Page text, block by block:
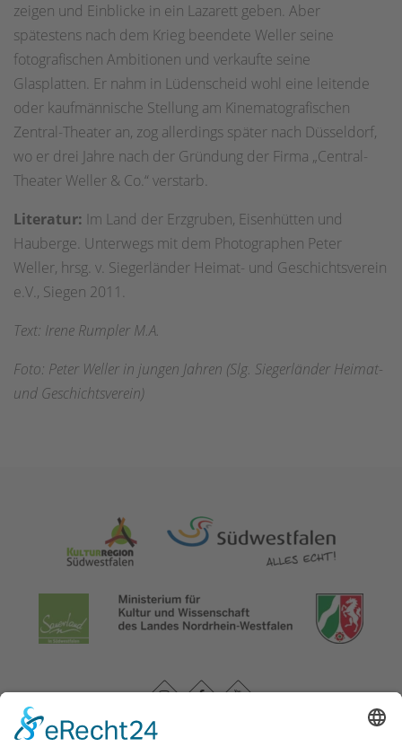
zeigen und Einblicke in ein Lazarett geben. Aber
spätestens nach dem Krieg beendete Weller seine
fotografischen Ambitionen und verkaufte seine
Glasplatten. Er nahm in Lüdenscheid wohl eine leitende
oder kaufmännische Stellung am Kinematografischen
Zentral-Theater an, zog allerdings später nach Düsseldorf,
wo er drei Jahre nach der Gründung der Firma „Central-
Theater Weller & Co.“ verstarb.
Literatur: Im Land der Erzgruben, Eisenhütten und
Hauberge. Unterwegs mit dem Photographen Peter
Weller, hrsg. v. Siegerländer Heimat- und Geschichtsverein
e.V., Siegen 2011.
Text: Irene Rumpler M.A.
Foto: Peter Weller in jungen Jahren (Slg. Siegerländer Heimat-
und Geschichtsverein)